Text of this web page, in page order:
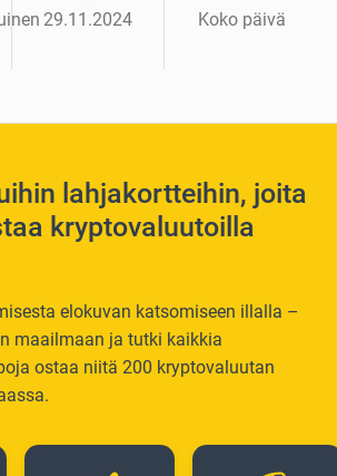
29.11.2024 Koko päivä
lahjakortteihin, joita
kryptovaluutoilla
elokuvan katsomiseen illalla –
maailmaan ja tutki kaikkia
ostaa niitä 200 kryptovaluutan